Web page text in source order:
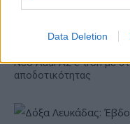
Data Deletion
Νέο Audi A2 e-tron με
αποδοτικότητας